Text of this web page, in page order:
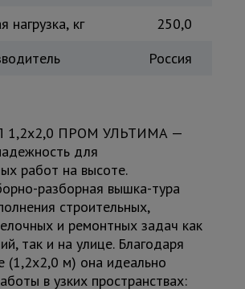
нагрузка, кг
250,0
Россия
1,2x2,0 ПРОМ УЛЬТИМА —
для
работ на высоте.
разборная вышка-тура
строительных,
и ремонтных задач как
так и на улице. Благодаря
(1,2x2,0 м) она идеально
в узких пространствах: